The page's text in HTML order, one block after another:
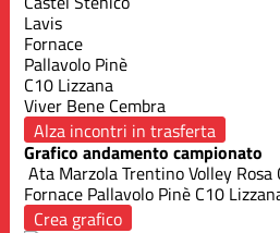
Lavis
Fornace
Pallavolo Pinè
C10 Lizzana
Viver Bene Cembra
Alza incontri in trasferta
Grafico andamento campionato
Ata MarzolaTrentino Volley Rosa
Fornace Pallavolo Pinè C10
Crea grafico